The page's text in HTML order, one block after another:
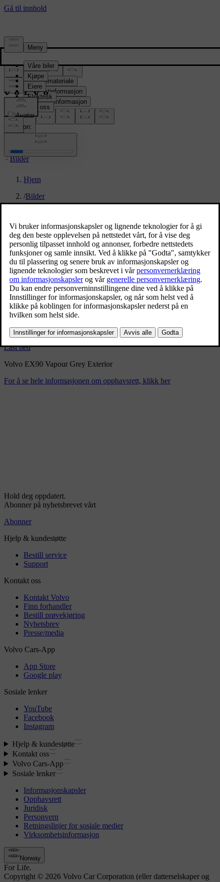
Presserom
Pressemateriale
Produktinformasjon
Selskapsinformasjon
Mediekontakter
location:
NO
Bilder
Hjem
/Bilder
Volvo EX90 Vapour Grey
Exterior
9/3/2024
Bokmerke
Del
Last ned
Volvo EX90 Vapour Grey Exterior
For å se hele informasjonen om opphavsrett, klikk her